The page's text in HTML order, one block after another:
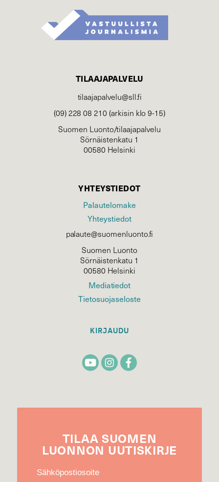
TILAAJAPALVELU
tilaajapalvelu@sll.fi
(09) 228 08 210 (arkisin klo 9-15)
Suomen Luonto/tilaajapalvelu
Sörnäistenkatu 1
00580 Helsinki
YHTEYSTIEDOT
Palautelomake
Yhteystiedot
palaute@suomenluonto.fi
Suomen Luonto
Sörnäistenkatu 1
00580 Helsinki
Mediatiedot
Tietosuojaseloste
KIRJAUDU
TILAA SUOMEN
LUONNON UUTIS­KIRJE
Sähköpostiosoite